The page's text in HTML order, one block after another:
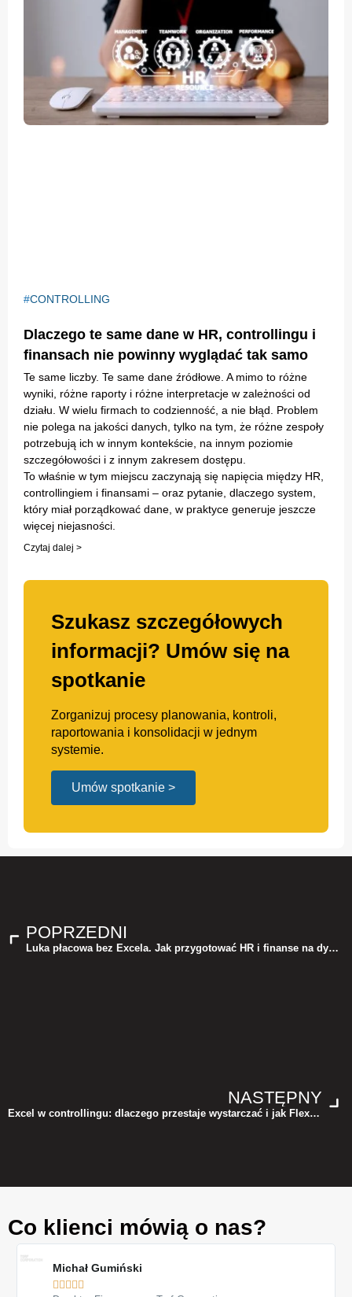
CONTROLLING
Dlaczego te same dane w HR, controllingu i
finansach nie powinny wyglądać tak samo
Te same liczby. Te same dane źródłowe. A mimo to różne
wyniki, różne raporty i różne interpretacje w zależności od
działu. W wielu firmach to codzienność, a nie błąd. Problem
nie polega na jakości danych, tylko na tym, że różne zespoły
potrzebują ich w innym kontekście, na innym poziomie
szczegółowości i z innym zakresem dostępu.
To właśnie w tym miejscu zaczynają się napięcia między HR,
controllingiem i finansami – oraz pytanie, dlaczego system,
który miał porządkować dane, w praktyce generuje jeszcze
więcej niejasności.
Czytaj dalej >
Szukasz szczegółowych
informacji? Umów się na
spotkanie
Zorganizuj procesy planowania, kontroli,
raportowania i konsolidacji w jednym
systemie.
Umów spotkanie >
POPRZEDNI
Luka płacowa bez Excela. Jak przygotować HR i finanse na dyrektywę UE
NASTĘPNY
Excel w controllingu: dlaczego przestaje wystarczać i jak FlexiEPM tworzy fundament pod nowoczesną hurtownię danych
Co klienci mówią o nas?
Michał Gumiński
    